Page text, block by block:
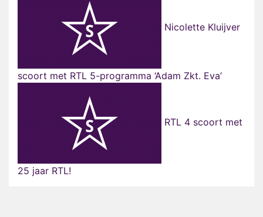
Nicolette Kluijver
scoort met RTL 5-programma ‘Adam Zkt. Eva’
RTL 4 scoort met
25 jaar RTL!